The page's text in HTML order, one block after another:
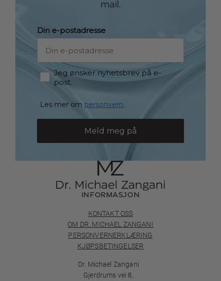
mail.
Din e-postadresse
Consent
Jeg ønsker nyhetsbrev på e-
post.
Les mer om personvern.
Meld meg på
INFORMASJON
KONTAKT OSS
OM DR. MICHAEL ZANGANI
PERSONVERNERKLÆRING
KJØPSBETINGELSER
Dr. Michael Zangani
Gjerdrums vei 8,